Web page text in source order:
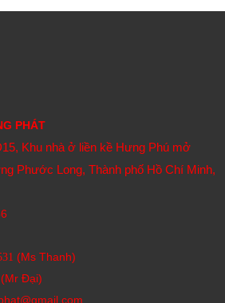
PHÁT
Khu nhà ở liền kề Hưng Phú mở
Phước Long, Thành phố Hồ Chí Minh,
(Ms Thanh)
(Mr Đại)